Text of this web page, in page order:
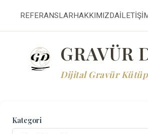
REFERANSLARHAKKIMIZDA
GRAVÜR
Dijital Gravür
Kategori